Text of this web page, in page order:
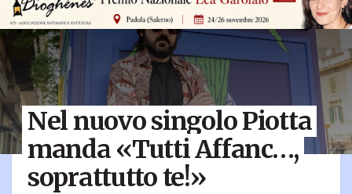
Nel nuovo singolo Piotta
manda «Tutti Affanc…,
soprattutto te!»